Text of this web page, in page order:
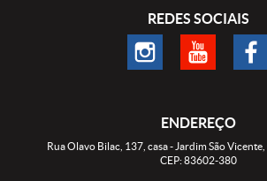
REDES SOCIAIS
ENDEREÇO
Rua Olavo Bilac, 137, casa- Jardim São
CEP: 83602-380